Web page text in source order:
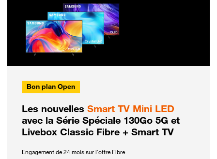
Bon plan Open
Les nouvelles Smart TV Mini LED
avec la Série Spéciale 130Go 5G et
Livebox Classic Fibre + Smart TV
Engagement de 24 mois sur l'offre Fibre